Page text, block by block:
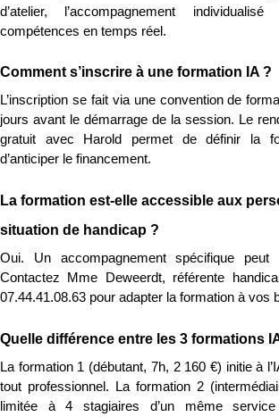
d’atelier, l’accompagnement
compétences en temps réel.
Comment s’inscrire à une formation IA ?
L’inscription se fait via une convention de
jours avant le démarrage de la session. Le
gratuit avec Harold permet de définir la
d’anticiper le financement.
La formation est-elle accessible aux
situation de handicap ?
Oui. Un accompagnement spécifique
Contactez Mme Deweerdt, référente
07.44.41.08.63 pour adapter la formation à vos
Quelle différence entre les 3 formations
La formation 1 (débutant, 7h, 2 160 €) initie à
tout professionnel. La formation 2
limitée à 4 stagiaires d’un même